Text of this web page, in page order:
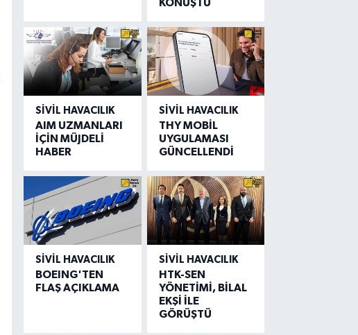
KONUŞTU
SIVIL HAVACILIK
AIM UZMANLARI
İÇİN MÜJDELİ
HABER
SIVIL HAVACILIK
THY MOBİL
UYGULAMASI
GÜNCELLENDİ
SIVIL HAVACILIK
BOEING'TEN
FLAŞ AÇIKLAMA
SIVIL HAVACILIK
HTK-SEN
YÖNETİMİ, BİLAL
EKŞİ İLE
GÖRÜŞTÜ